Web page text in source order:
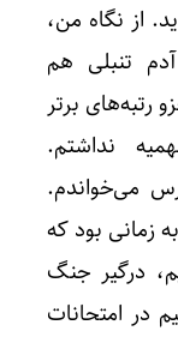
از نگاه من،
تنبلی هم
رتبه‌های برتر
نداشتم.
می‌خواندم.
زمانی بود که
درگیر جنگ
در امتحانات